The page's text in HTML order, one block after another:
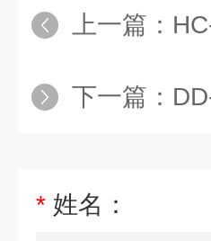
上一篇：
下一篇：
* 姓名：